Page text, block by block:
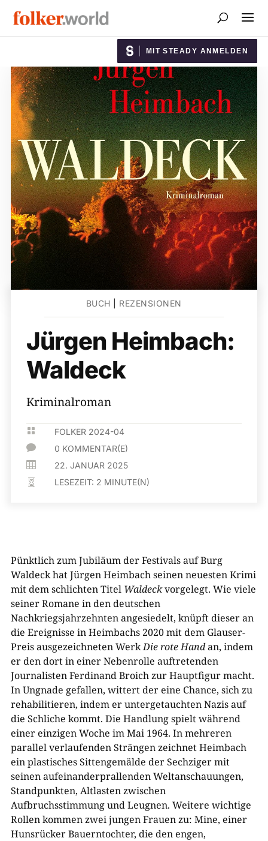
MIT STEADY ANMELDEN
BUCH REZENSIONEN
Jürgen Heimbach:
Waldeck
Kriminalroman
 FOLKER 2024-04
 0 KOMMENTAR(E)
 22. JANUAR 2025
 LESEZEIT: 2 MINUTE(N)
Pünktlich zum Jubiläum der Festivals auf Burg
Waldeck hat Jürgen Heimbach seinen neuesten Krimi
mit dem schlichten Titel Waldeckvorgelegt. Wie viele
seiner Romane in den deutschen
Nachkriegsjahrzehnten angesiedelt, knüpft dieser an
die Ereignisse in Heimbachs 2020 mit dem Glauser-
Preis ausgezeichneten WerkDie rote Handan, indem
er den dort in einer Nebenrolle auftretenden
Journalisten Ferdinand Broich zur Hauptfigur macht.
In Ungnade gefallen, wittert der eine Chance, sich zu
rehabilitieren, indem er untergetauchten Nazis auf
die Schliche kommt. Die Handlung spielt während
einer einzigen Woche im Mai 1964. In mehreren
parallel verlaufenden Strängen zeichnet Heimbach
ein plastisches Sittengemälde der Sechziger mit
seinen aufeinanderprallenden Weltanschauungen,
Standpunkten, Altlasten zwischen
Aufbruchsstimmung und Leugnen. Weitere wichtige
Rollen kommen zwei jungen Frauen zu: Mine, einer
Hunsrücker Bauerntochter, die den engen,